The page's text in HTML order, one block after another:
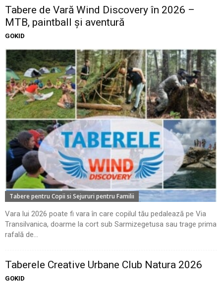
Tabere de Vară Wind Discovery în 2026 –
MTB, paintball și aventură
GOKID
Tabere pentru Copii si Sejururi pentru Familii
Vara lui 2026 poate fi vara în care copilul tău pedalează pe Via
Transilvanica, doarme la cort sub Sarmizegetusa sau trage prima
rafală de...
Taberele Creative Urbane Club Natura 2026
GOKID